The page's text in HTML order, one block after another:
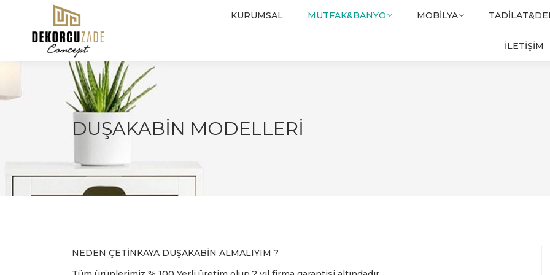
KURUMSAL MUTFAK&BANYO MOBILYA
İLETİŞİM
DUŞAKABIN MODELLERI
NEDEN ÇETİNKAYA DUŞAKABİN ALMALIYIM ?